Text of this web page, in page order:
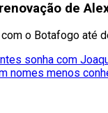
de
o Botafogo até
sonha com
nomes menos